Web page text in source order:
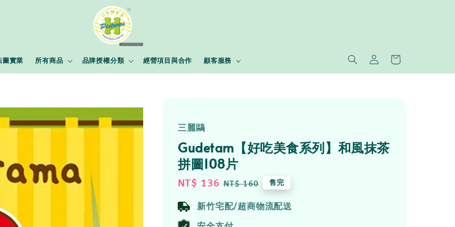
圖實業 所有商品 品牌授權分類 經營項目與合作 顧客服務
三麗鷗
Gudetam【好吃美食系列】和風抹茶
拼圖108片
Sale
NT$ 136 Regular
NT$ 160 售完
新竹宅配/超商物流配送